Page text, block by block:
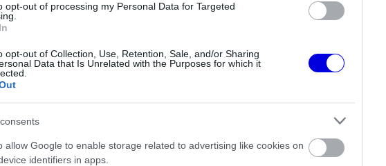
opt-out of processing my Personal Data for Targeted
opt-out of Collection, Use, Retention, Sale, and/or Sharing
Data that Is Unrelated with the Purposes for which it
allow Google to enable storage related to advertising like cookies on
identifiers in apps.
a Ferrarinál
Max Verstappen átigazolásával